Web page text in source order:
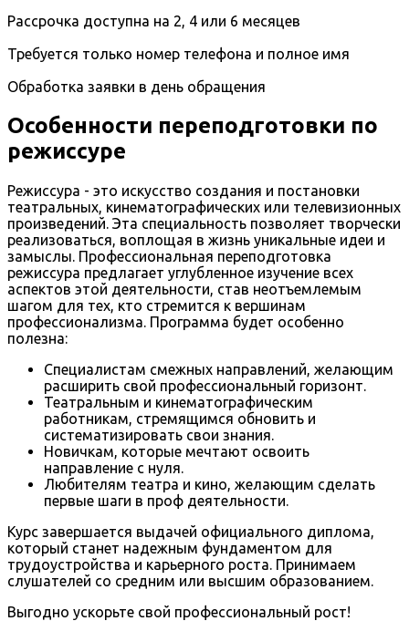
Рассрочка доступна на 2, 4 или 6 месяцев
Требуется только номер телефона и полное имя
Обработка заявки в день обращения
Особенности переподготовки по
режиссуре
Режиссура - это искусство создания и постановки
театральных, кинематографических или телевизионных
произведений. Эта специальность позволяет творчески
реализоваться, воплощая в жизнь уникальные идеи и
замыслы. Профессиональная переподготовка
режиссура предлагает углубленное изучение всех
аспектов этой деятельности, став неотъемлемым
шагом для тех, кто стремится к вершинам
профессионализма. Программа будет особенно
полезна:
Специалистам смежных направлений, желающим
расширить свой профессиональный горизонт.
Театральным и кинематографическим
работникам, стремящимся обновить и
систематизировать свои знания.
Новичкам, которые мечтают освоить
направление с нуля.
Любителям театра и кино, желающим сделать
первые шаги в проф деятельности.
Курс завершается выдачей официального диплома,
который станет надежным фундаментом для
трудоустройства и карьерного роста. Принимаем
слушателей со средним или высшим образованием.
Выгодно ускорьте свой профессиональный рост!